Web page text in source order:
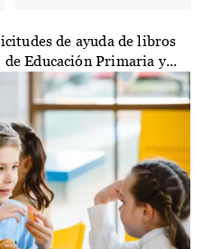
de ayuda de libros
Educación Primaria y...